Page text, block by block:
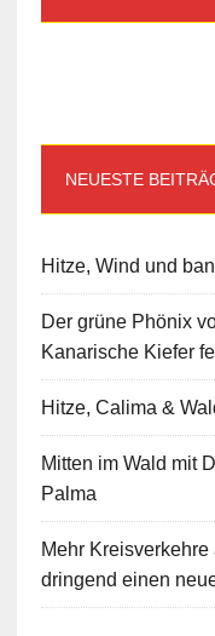
NEUESTE
Hitze, Wind und
Der grüne Phönix
Kanarische Kiefer
Hitze, Calima &
Mitten im Wald mit
Palma
Mehr
dringend einen